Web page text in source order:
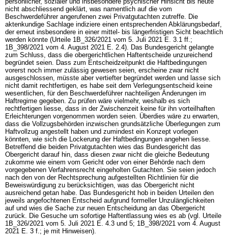
nicht abschliessend geklärt, was namentlich auf die vom
Beschwerdeführer angerufenen zwei Privatgutachten zutreffe. Die
aktenkundige Sachlage indiziere einen entsprechenden Abklärungsbedarf,
der erneut insbesondere in einer mittel- bis längerfristigen Sicht beachtlich
werden könnte (Urteile 1B_326/2021 vom 5. Juli 2021 E. 3.1 ff.;
1B_398/2021 vom 4. August 2021 E. 2.4). Das Bundesgericht gelangte
zum Schluss, dass die obergerichtlichen Haftentscheide unzureichend
begründet seien. Dass zum Entscheidzeitpunkt die Haftbedingungen
vorerst noch immer zulässig gewesen seien, erscheine zwar nicht
ausgeschlossen, müsste aber vertiefter begründet werden und lasse sich
nicht damit rechtfertigen, es habe seit dem Verlegungsentscheid keine
wesentlichen, für den Beschwerdeführer nachteiligen Änderungen im
Haftregime gegeben. Zu prüfen wäre vielmehr, weshalb es sich
rechtfertigen liesse, dass in der Zwischenzeit keine für ihn vorteilhaften
Erleichterungen vorgenommen worden seien. Überdies wäre zu erwarten,
dass die Vollzugsbehörden inzwischen grundsätzliche Überlegungen zum
Haftvollzug angestellt haben und zumindest ein Konzept vorlegen
könnten, wie sich die Lockerung der Haftbedingungen angehen liesse.
Betreffend die beiden Privatgutachten wies das Bundesgericht das
Obergericht darauf hin, dass diesen zwar nicht die gleiche Bedeutung
zukomme wie einem vom Gericht oder von einer Behörde nach dem
vorgegebenen Verfahrensrecht eingeholten Gutachten. Sie seien jedoch
nach den von der Rechtsprechung aufgestellten Richtlinien für die
Beweiswürdigung zu berücksichtigen, was das Obergericht nicht
ausreichend getan habe. Das Bundesgericht hob in beiden Urteilen den
jeweils angefochtenen Entscheid aufgrund formeller Unzulänglichkeiten
auf und wies die Sache zur neuen Entscheidung an das Obergericht
zurück. Die Gesuche um sofortige Haftentlassung wies es ab (vgl. Urteile
1B_326/2021 vom 5. Juli 2021 E. 4.3 und 5; 1B_398/2021 vom 4. August
2021 E. 3 f.; je mit Hinweisen).